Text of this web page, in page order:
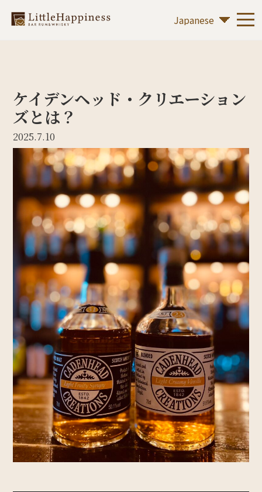
ケイデンヘッド・クリエーション
ズとは？
2025.7.10